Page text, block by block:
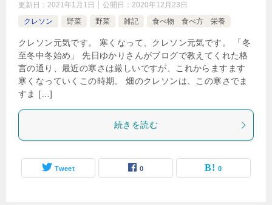
更新日： 2021年1月1日 公開日： 2020年12月23日
クレソン
野菜 野菜 雑記 食べ物 食べ方 栄養
クレソン元気です。 寒くなって、クレソン元気です。 「冬
至冬中冬始め」 先日ゆかりさんがブログで教えてくれた格
言の通り、最近の寒さは厳しいですが、これからますます
寒くなっていくこの時期。 畑のクレソンは、この寒さでま
すま […]
続きを読む
Tweet 0 0